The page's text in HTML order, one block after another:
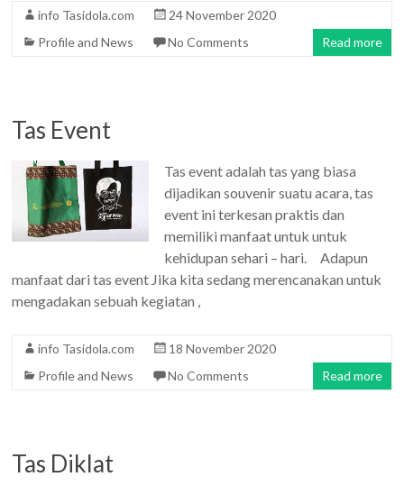
info Tasidola.com
24 November 2020
Profile and News
No Comments Read more
Tas Event
Tas event adalah tas yang biasa
dijadikan souvenir suatu acara, tas
event ini terkesan praktis dan
memiliki manfaat untuk untuk
kehidupan sehari – hari. Adapun
manfaat dari tas event Jika kita sedang merencanakan untuk
mengadakan sebuah kegiatan ,
info Tasidola.com
18 November 2020
Profile and News
No Comments Read more
Tas Diklat